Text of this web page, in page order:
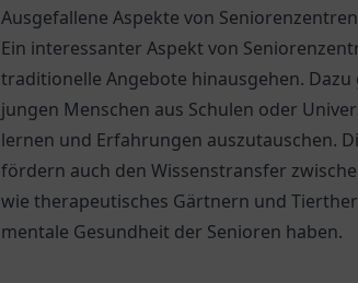
Ausgefallene Aspekte von Seniorenzentren
Ein interessanter Aspekt von
traditionelle Angebote hinausgehen.
jungen Menschen aus Schulen oder
lernen und Erfahrungen auszutauschen.
fördern auch den Wissenstransfer
wie therapeutisches Gärtnern und
mentale Gesundheit der Senioren haben.